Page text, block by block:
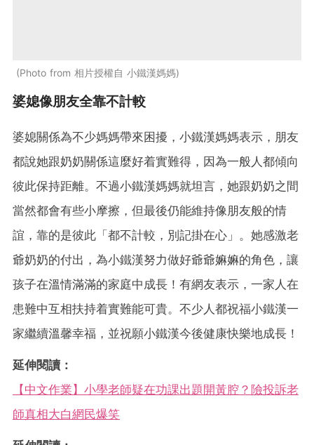
Photo from 相片授權自 小鐵漢媽媽
婆媳像朋友全靠不計較
婆媳關係為不少媽媽帶來困擾，小鐵漢媽媽表示，朋友
都說她跟奶奶關係這麼好着實難得，因為一般人都傾向
彼此保持距離。不過小鐵漢媽媽就坦言，她跟奶奶之間
當然都會有些小摩擦，但最後仍能維持像朋友般的情
誼，靠的是彼此「都不計較，別記掛在心」。她感激老
爺奶奶的付出，為小鐵漢努力做好爺爺嫲嫲的角色，讓
孩子在溫情滿滿的家庭中成長！有網友表示，一家人在
患難中互相扶持着實難能可貴。不少人都祝福小鐵漢一
家繼續溫馨幸福，並祝願小鐵漢今後健康快樂地成長！
延伸閱讀：
【中文作業】小學老師疑在功課出題開黃腔？險投訴老
師真相大白網民爆笑